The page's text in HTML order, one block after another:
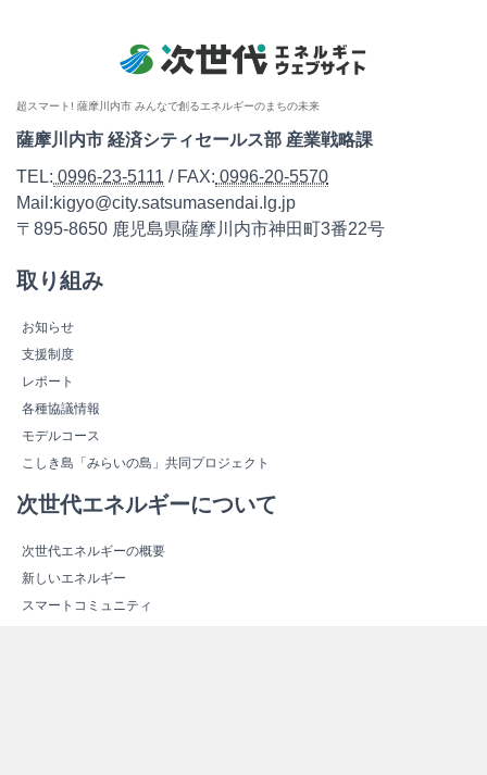
超スマート! 薩摩川内市 みんなで創るエネルギーのまちの未来
薩摩川内市 経済シティセールス部 産業戦略課
TEL: 0996-23-5111 / FAX: 0996-20-5570
Mail:kigyo@city.satsumasendai.lg.jp
〒895-8650 鹿児島県薩摩川内市神田町3番22号
取り組み
お知らせ
支援制度
レポート
各種協議情報
モデルコース
こしき島「みらいの島」共同プロジェクト
次世代エネルギーについて
次世代エネルギーの概要
新しいエネルギー
スマートコミュニティ